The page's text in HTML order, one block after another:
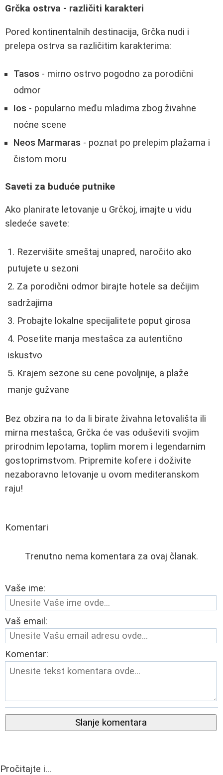
Grčka ostrva - različiti karakteri
Pored kontinentalnih destinacija, Grčka nudi i
prelepa ostrva sa različitim karakterima:
Tasos - mirno ostrvo pogodno za porodični
odmor
Ios - popularno među mladima zbog živahne
noćne scene
Neos Marmaras - poznat po prelepim plažama i
čistom moru
Saveti za buduće putnike
Ako planirate letovanje u Grčkoj, imajte u vidu
sledeće savete:
Rezervišite smeštaj unapred, naročito ako
putujete u sezoni
Za porodični odmor birajte hotele sa dečijim
sadržajima
Probajte lokalne specijalitete poput girosa
Posetite manja mestašca za autentično
iskustvo
Krajem sezone su cene povoljnije, a plaže
manje gužvane
Bez obzira na to da li birate živahna letovališta ili
mirna mestašca, Grčka će vas oduševiti svojim
prirodnim lepotama, toplim morem i legendarnim
gostoprimstvom. Pripremite kofere i doživite
nezaboravno letovanje u ovom mediteranskom
raju!
Komentari
Trenutno nema komentara za ovaj članak.
Vaše ime:
Vaš email:
Komentar:
Slanje komentara
Pročitajte i...